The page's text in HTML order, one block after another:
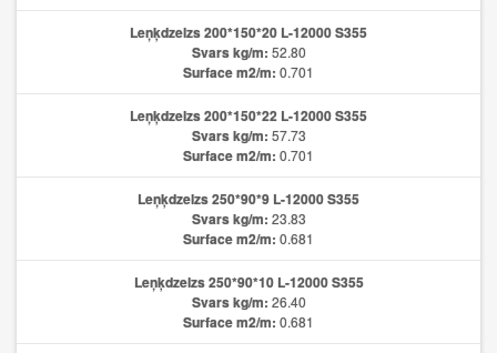
Leņķdzelzs 200*150*20 L-12000 S355
Svars kg/m: 52.80
Surface m2/m: 0.701
Leņķdzelzs 200*150*22 L-12000 S355
Svars kg/m: 57.73
Surface m2/m: 0.701
Leņķdzelzs 250*90*9 L-12000 S355
Svars kg/m: 23.83
Surface m2/m: 0.681
Leņķdzelzs 250*90*10 L-12000 S355
Svars kg/m: 26.40
Surface m2/m: 0.681